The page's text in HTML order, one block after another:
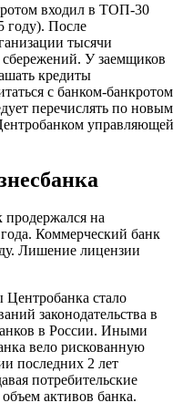
входил в ТОП-30
году). После
тысячи
сбережений. У заемщиков
кредиты
с банком-банкротом
перечислять по новым
управляющей
продержался на
Коммерческий банк
Лишение лицензии
стало
законодательства в
в России. Иными
вело рискованную
последних 2 лет
потребительские
активов банка.